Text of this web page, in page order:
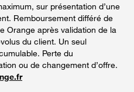
sur présentation d’une
Remboursement différé de
Orange après validation de la
du client. Un seul
Perte du
ou de changement d’offre.